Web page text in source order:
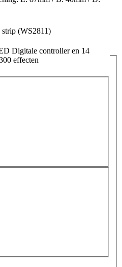
(WS2811)
Digitale controller en 14
effecten